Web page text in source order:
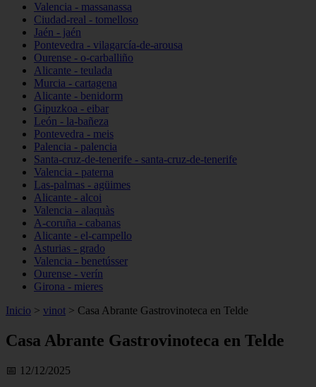
Valencia - massanassa
Ciudad-real - tomelloso
Jaén - jaén
Pontevedra - vilagarcía-de-arousa
Ourense - o-carballiño
Alicante - teulada
Murcia - cartagena
Alicante - benidorm
Gipuzkoa - eibar
León - la-bañeza
Pontevedra - meis
Palencia - palencia
Santa-cruz-de-tenerife - santa-cruz-de-tenerife
Valencia - paterna
Las-palmas - agüimes
Alicante - alcoi
Valencia - alaquàs
A-coruña - cabanas
Alicante - el-campello
Asturias - grado
Valencia - benetússer
Ourense - verín
Girona - mieres
Inicio > vinot > Casa Abrante Gastrovinoteca en Telde
Casa Abrante Gastrovinoteca en Telde
📅 12/12/2025